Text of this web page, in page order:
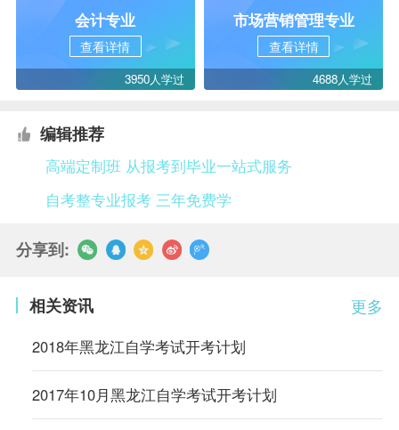
会计专业
查看详情
3950人学过
市场营销管理专业
查看详情
4688人学过
编辑推荐
高端定制班 从报考到毕业一站式服务
自考整专业报考 三年免费学
分享到:
更多
相关资讯
2018年黑龙江自学考试开考计划
2017年10月黑龙江自学考试开考计划